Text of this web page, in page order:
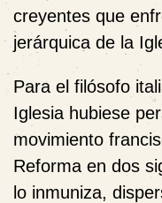
creyentes que
jerárquica de la
Para el filósofo
Iglesia hubiese
movimiento
Reforma en dos
lo inmuniza,